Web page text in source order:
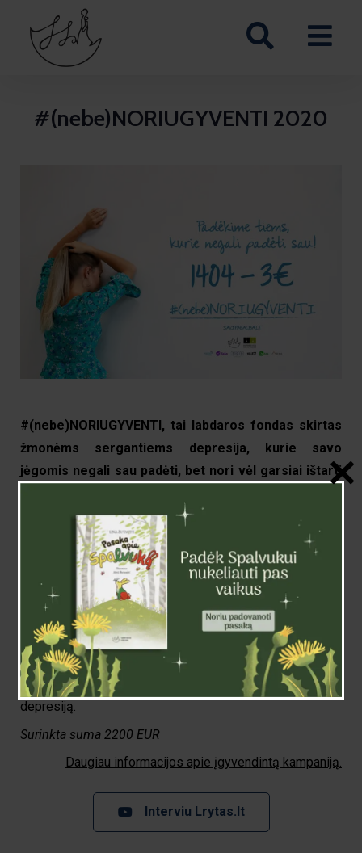
#(nebe)NORIUGYVENTI 2020
#(nebe)NORIUGYVENTI, tai labdaros fondas skirtas
žmonėms sergantiems depresija, kurie savo
jėgomis negali sau padėti, bet nori vėl garsiai ištarti
Todėl po Ievos Zasimauskaitės pasakojimo apie
depresiją ir galimybes padėti sau, pradėjome
bendradarbiauti su „Depresijos įveikimo centras“. Kartu
įkūrėme labdaros projektą
#(nebe)NORIUGYVENTI.
Projekto metu rinkome pinigus žmonėms, kurie nori tapti
savipagalbos paskaitų ciklo dalimi. Projekto tikslas –
kartu su psichologų pagalba padėti žmonėms įveikti
depresiją.
Surinkta suma 2200 EUR
Daugiau informacijos apie įgyvendintą kampaniją.
Interviu Lrytas.lt